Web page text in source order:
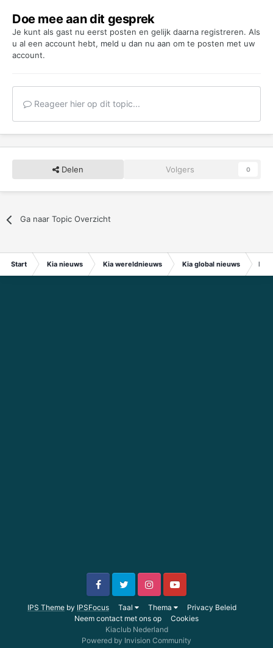
Doe mee aan dit gesprek
Je kunt als gast nu eerst posten en gelijk daarna registreren. Als
u al een account hebt, meld u dan nu aan om te posten met uw
account.
Reageer hier op dit topic...
Delen Volgers 0
Ga naar Topic Overzicht
Start Kia nieuws Kia wereldnieuws Kia global nieuws Kia
IPS Theme by IPSFocus Taal Thema
Privacy Beleid
Neem contact met ons op
Cookies
Kiaclub Nederland
Powered by Invision Community